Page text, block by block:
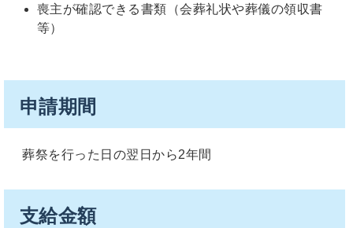
喪主が確認できる書類（会葬礼状や葬儀の領収書
等）
申請期間
葬祭を行った日の翌日から2年間
支給金額